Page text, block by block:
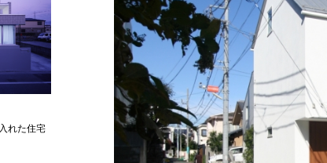
れた住宅